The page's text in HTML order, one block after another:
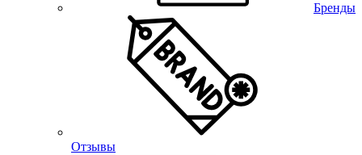
Бренды
Отзывы